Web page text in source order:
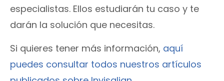
especialistas. Ellos estudiarán tu caso y te
darán la solución que necesitas.
Si quieres tener más información, aquí
puedes consultar todos nuestros artículos